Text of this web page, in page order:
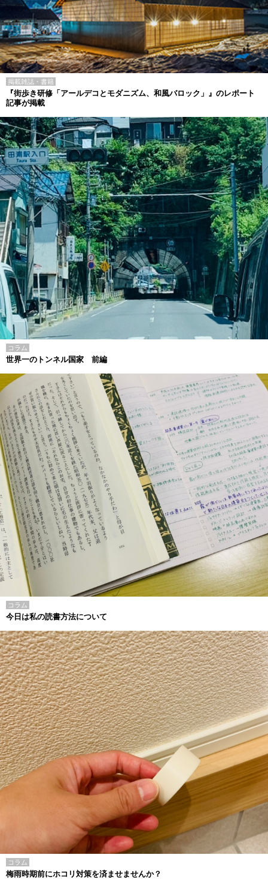
掲載雑誌・書籍
『街歩き研修「アールデコとモダニズム、和風バロック」』のレポート
記事が掲載
コラム
世界一のトンネル国家 前編
コラム
今日は私の読書方法について
コラム
梅雨時期前にホコリ対策を済ませませんか？